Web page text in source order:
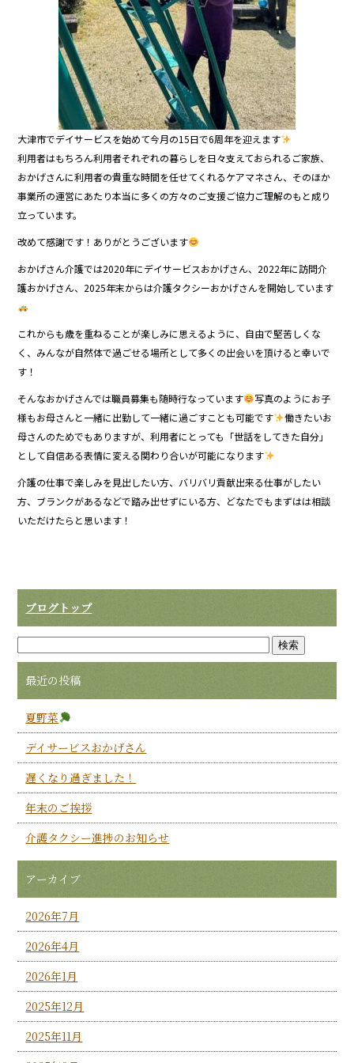
大津市でデイサービスを始めて今月の15日で6周年を迎えます
利用者はもちろん利用者それぞれの暮らしを日々支えておられるご家族、
おかげさんに利用者の貴重な時間を任せてくれるケアマネさん、そのほか
事業所の運営にあたり本当に多くの方々のご支援ご協力ご理解のもと成り
立っています。
改めて感謝です！ありがとうございます
おかげさん介護では2020年にデイサービスおかげさん、2022年に訪問介
護おかげさん、2025年末からは介護タクシーおかげさんを開始しています
これからも歳を重ねることが楽しみに思えるように、自由で堅苦しくな
く、みんなが自然体で過ごせる場所として多くの出会いを頂けると幸いで
す！
そんなおかげさんでは職員募集も随時行なっています
写真のようにお子
様もお母さんと一緒に出勤して一緒に過ごすことも可能です
働きたいお
母さんのためでもありますが、利用者にとっても「世話をしてきた自分」
として自信ある表情に変える関わり合いが可能になります
介護の仕事で楽しみを見出したい方、バリバリ貢献出来る仕事がしたい
方、ブランクがあるなどで踏み出せずにいる方、どなたでもまずはは相談
いただけたらと思います！
ブログトップ
最近の投稿
夏野菜
デイサービスおかげさん
遅くなり過ぎました！
年末のご挨拶
介護タクシー進捗のお知らせ
アーカイブ
2026年7月
2026年4月
2026年1月
2025年12月
2025年11月